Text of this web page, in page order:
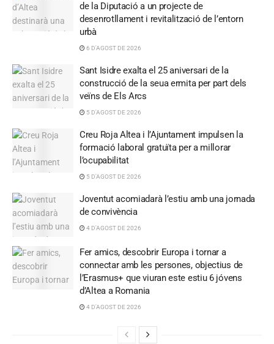
de la Diputació a un projecte de
desenrotllament i revitalització de l’entorn
urbà
6 D'AGOST DE 2026
Sant Isidre exalta el 25 aniversari de la
construcció de la seua ermita per part dels
veïns de Els Arcs
5 D'AGOST DE 2026
Creu Roja Altea i l’Ajuntament impulsen la
formació laboral gratuïta per a millorar
l’ocupabilitat
5 D'AGOST DE 2026
Joventut acomiadarà l’estiu amb una jornada
de convivència
4 D'AGOST DE 2026
Fer amics, descobrir Europa i tornar a
connectar amb les persones, objectius de
l’Erasmus+ que viuran este estiu 6 jóvens
d’Altea a Romania
4 D'AGOST DE 2026